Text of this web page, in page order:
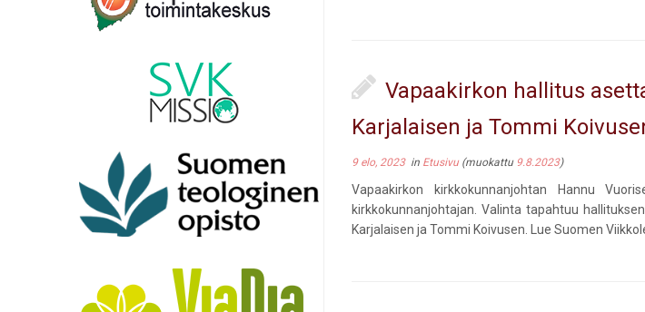
Vapaakirkon hallitus
Karjalaisen ja Tommi
9 elo, 2023in Etusivu (muokattu 9.8.2023)
Vapaakirkon kirkkokunnanjohtan Hannu
kirkkokunnanjohtajan. Valinta tapahtuu
Karjalaisen ja Tommi Koivusen. Lue Suomen